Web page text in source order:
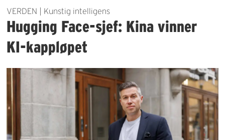
VERDEN | Kunstig intelligens
Hugging Face-sjef: Kina vinner
KI-kappløpet